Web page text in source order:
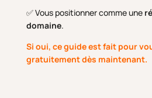
✅ Vous positionner comme une
domaine.
Si oui, ce guide est fait pour
gratuitement dès maintenant.